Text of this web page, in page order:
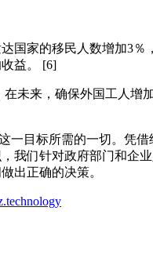
国家的移民人数增加3
益。 [6]
在未来，确保外国工人
一目标所需的一切。凭
我们针对政府部门和企
出正确的决策。